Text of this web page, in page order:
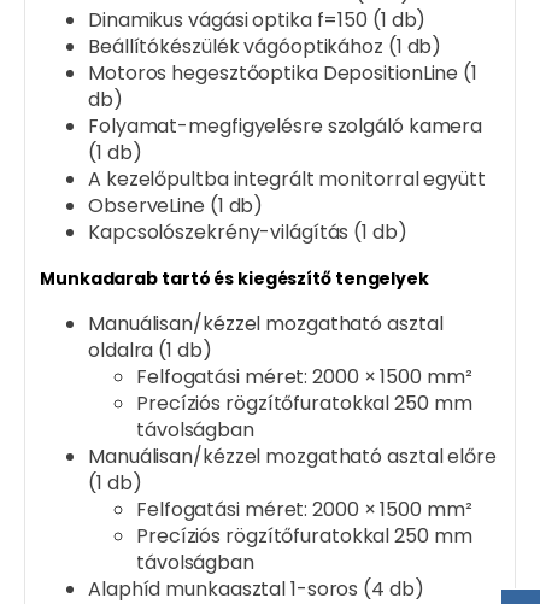
Dinamikus vágási optika f=150 (1 db)
Beállítókészülék vágóoptikához (1 db)
Motoros hegesztőoptika DepositionLine (1
db)
Folyamat-megfigyelésre szolgáló kamera
(1 db)
A kezelőpultba integrált monitorral együtt
ObserveLine (1 db)
Kapcsolószekrény-világítás (1 db)
Munkadarab tartó és kiegészítő tengelyek
Manuálisan/kézzel mozgatható asztal
oldalra (1 db)
Felfogatási méret: 2000 × 1500 mm²
Precíziós rögzítőfuratokkal 250 mm
távolságban
Manuálisan/kézzel mozgatható asztal előre
(1 db)
Felfogatási méret: 2000 × 1500 mm²
Precíziós rögzítőfuratokkal 250 mm
távolságban
Alaphíd munkaasztal 1-soros (4 db)